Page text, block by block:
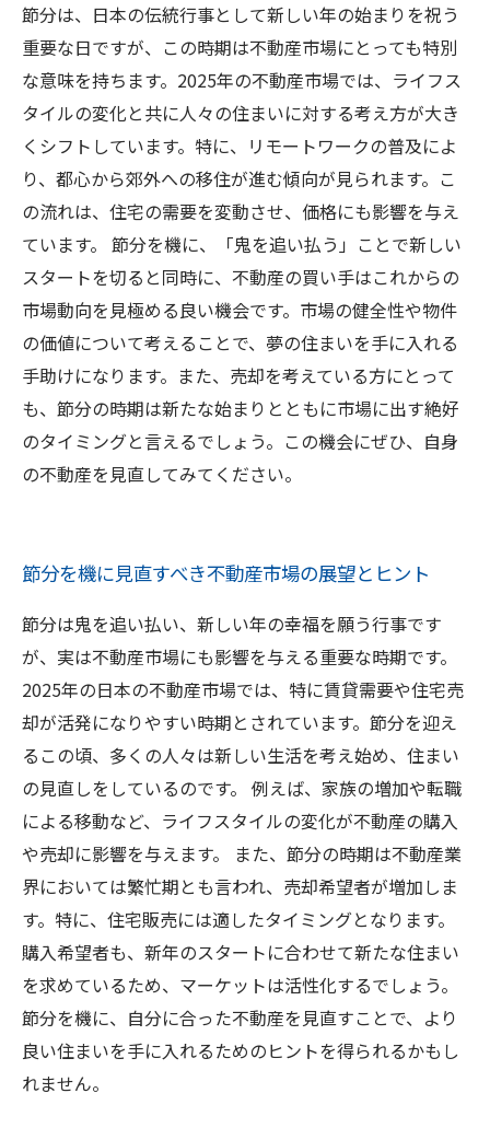
節分は、日本の伝統行事として新しい年の始まりを祝う
重要な日ですが、この時期は不動産市場にとっても特別
な意味を持ちます。2025年の不動産市場では、ライフス
タイルの変化と共に人々の住まいに対する考え方が大き
くシフトしています。特に、リモートワークの普及によ
り、都心から郊外への移住が進む傾向が見られます。こ
の流れは、住宅の需要を変動させ、価格にも影響を与え
ています。 節分を機に、「鬼を追い払う」ことで新しい
スタートを切ると同時に、不動産の買い手はこれからの
市場動向を見極める良い機会です。市場の健全性や物件
の価値について考えることで、夢の住まいを手に入れる
手助けになります。また、売却を考えている方にとって
も、節分の時期は新たな始まりとともに市場に出す絶好
のタイミングと言えるでしょう。この機会にぜひ、自身
の不動産を見直してみてください。
節分を機に見直すべき不動産市場の展望とヒント
節分は鬼を追い払い、新しい年の幸福を願う行事です
が、実は不動産市場にも影響を与える重要な時期です。
2025年の日本の不動産市場では、特に賃貸需要や住宅売
却が活発になりやすい時期とされています。節分を迎え
るこの頃、多くの人々は新しい生活を考え始め、住まい
の見直しをしているのです。 例えば、家族の増加や転職
による移動など、ライフスタイルの変化が不動産の購入
や売却に影響を与えます。 また、節分の時期は不動産業
界においては繁忙期とも言われ、売却希望者が増加しま
す。特に、住宅販売には適したタイミングとなります。
購入希望者も、新年のスタートに合わせて新たな住まい
を求めているため、マーケットは活性化するでしょう。
節分を機に、自分に合った不動産を見直すことで、より
良い住まいを手に入れるためのヒントを得られるかもし
れません。